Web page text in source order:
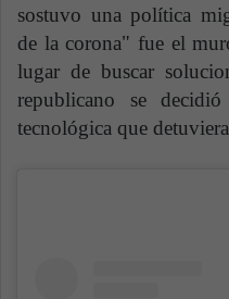
sostuvo una política
de la corona" fue el
lugar de buscar
republicano se
tecnológica que